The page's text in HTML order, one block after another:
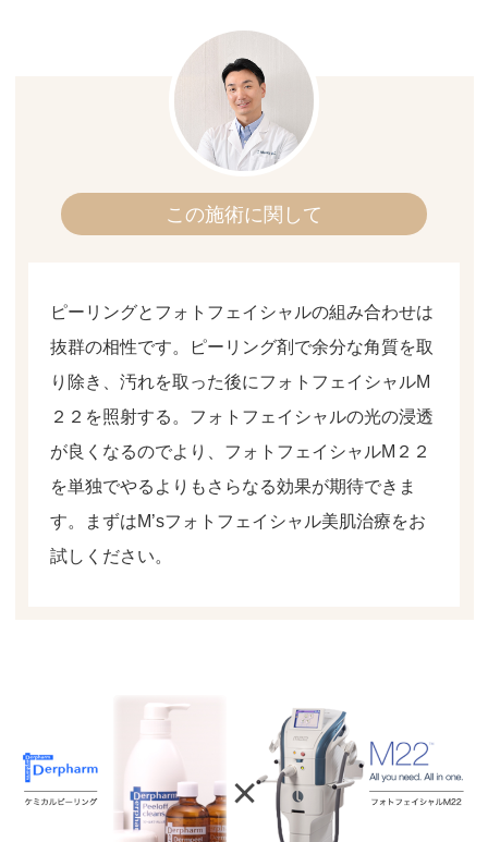
この施術に関して
ピーリングとフォトフェイシャルの組み合わせは
抜群の相性です。ピーリング剤で余分な角質を取
り除き、汚れを取った後にフォトフェイシャルM
２２を照射する。フォトフェイシャルの光の浸透
が良くなるのでより、フォトフェイシャルM２２
を単独でやるよりもさらなる効果が期待できま
す。まずはM’sフォトフェイシャル美肌治療をお
試しください。